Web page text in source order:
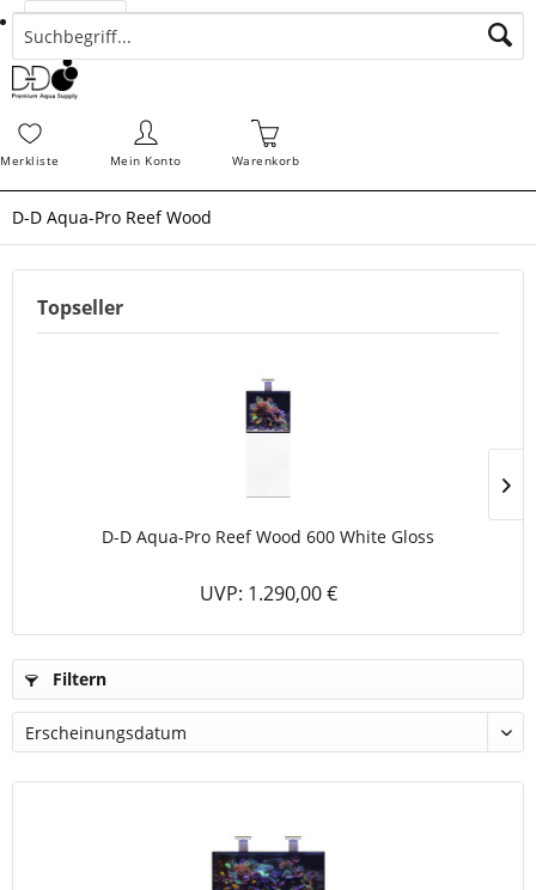
Suchen
Merkliste Mein Konto
Bestellungen Schnellerfassung
Warenkorb
D-D Aqua-Pro Reef Wood
Topseller
D-D Aqua-Pro Reef Wood 600 White Gloss
UVP: 1.290,00 €
Filtern